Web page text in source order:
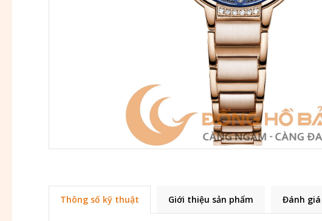
Thông số kỹ thuật Giới thiệu sản phẩm Đánh giá